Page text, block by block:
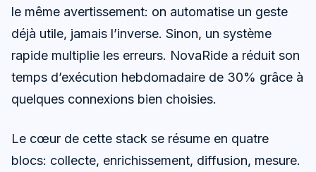
le même avertissement: on automatise un geste
déjà utile, jamais l’inverse. Sinon, un système
rapide multiplie les erreurs. NovaRide a réduit son
temps d’exécution hebdomadaire de 30% grâce à
quelques connexions bien choisies.
Le cœur de cette stack se résume en quatre
blocs: collecte, enrichissement, diffusion, mesure.